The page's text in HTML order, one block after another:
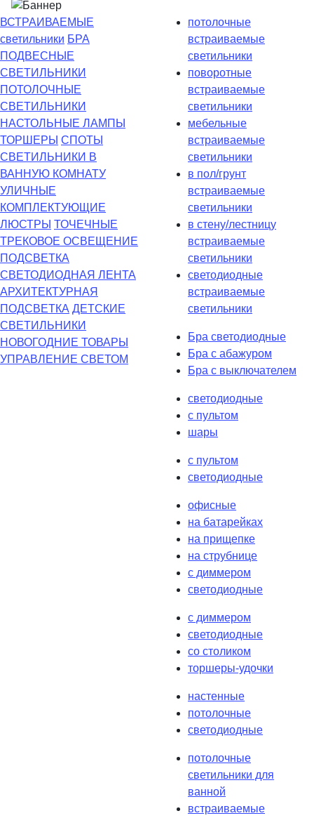
ВСТРАИВАЕМЫЕ
светильники БРА
ПОДВЕСНЫЕ
СВЕТИЛЬНИКИ
ПОТОЛОЧНЫЕ
СВЕТИЛЬНИКИ
НАСТОЛЬНЫЕ ЛАМПЫ
ТОРШЕРЫ СПОТЫ
СВЕТИЛЬНИКИ В
ВАННУЮ КОМНАТУ
УЛИЧНЫЕ
КОМПЛЕКТУЮЩИЕ
ЛЮСТРЫ ТОЧЕЧНЫЕ
ТРЕКОВОЕ ОСВЕЩЕНИЕ
ПОДСВЕТКА
СВЕТОДИОДНАЯ ЛЕНТА
АРХИТЕКТУРНАЯ
ПОДСВЕТКА ДЕТСКИЕ
СВЕТИЛЬНИКИ
НОВОГОДНИЕ ТОВАРЫ
УПРАВЛЕНИЕ СВЕТОМ
потолочные
встраиваемые
светильники
поворотные
встраиваемые
светильники
мебельные
встраиваемые
светильники
в пол/грунт
встраиваемые
светильники
в стену/лестницу
встраиваемые
светильники
светодиодные
встраиваемые
светильники
Бра светодиодные
Бра с абажуром
Бра с выключателем
светодиодные
с пультом
шары
с пультом
светодиодные
офисные
на батарейках
на прищепке
на струбнице
с диммером
светодиодные
с диммером
светодиодные
со столиком
торшеры-удочки
настенные
потолочные
светодиодные
потолочные
светильники для
ванной
встраиваемые